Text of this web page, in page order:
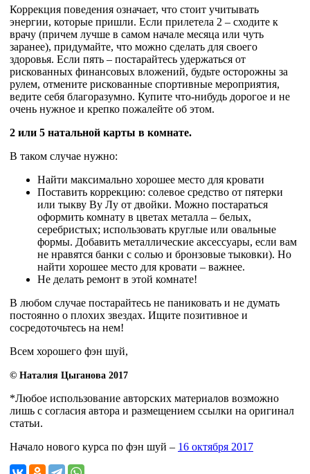
Коррекция поведения означает, что стоит учитывать
энергии, которые пришли. Если прилетела 2 – сходите к
врачу (причем лучше в самом начале месяца или чуть
заранее), придумайте, что можно сделать для своего
здоровья. Если пять – постарайтесь удержаться от
рискованных финансовых вложений, будьте осторожны за
рулем, отмените рискованные спортивные мероприятия,
ведите себя благоразумно. Купите что-нибудь дорогое и не
очень нужное и крепко пожалейте об этом.
2 или 5 натальной карты в комнате.
В таком случае нужно:
Найти максимально хорошее место для кровати
Поставить коррекцию: солевое средство от пятерки
или тыкву Ву Лу от двойки. Можно постараться
оформить комнату в цветах металла – белых,
серебристых; использовать круглые или овальные
формы. Добавить металлические аксессуары, если вам
не нравятся банки с солью и бронзовые тыковки). Но
найти хорошее место для кровати – важнее.
Не делать ремонт в этой комнате!
В любом случае постарайтесь не паниковать и не думать
постоянно о плохих звездах. Ищите позитивное и
сосредоточьтесь на нем!
Всем хорошего фэн шуй,
© Наталия Цыганова 2017
*Любое использование авторских материалов возможно
лишь с согласия автора и размещением ссылки на оригинал
статьи.
Начало нового курса по фэн шуй – 16 октября 2017